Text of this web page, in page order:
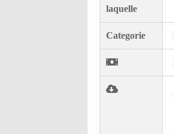
laquelle
Categorie